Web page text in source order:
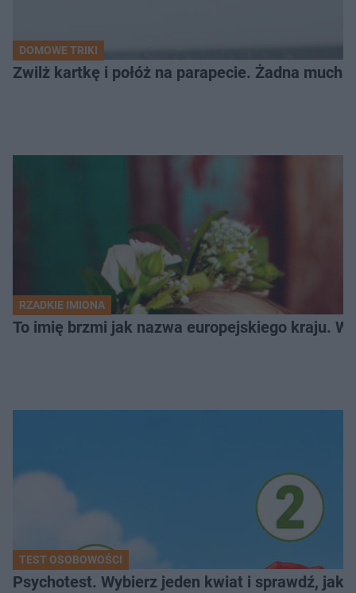
DOMOWE TRIKI
Zwilż kartkę i połóż na parapecie. Żadna
RZADKIE IMIONA
To imię brzmi jak nazwa europejskiego kraju.
TEST OSOBOWOŚCI
Psychotest. Wybierz jeden kwiat i sprawdź, jaki